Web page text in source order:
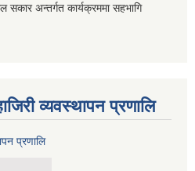
सकार अन्तर्गत कार्यक्रममा सहभागि
व्यवस्थापन प्रणालि
प्रणालि